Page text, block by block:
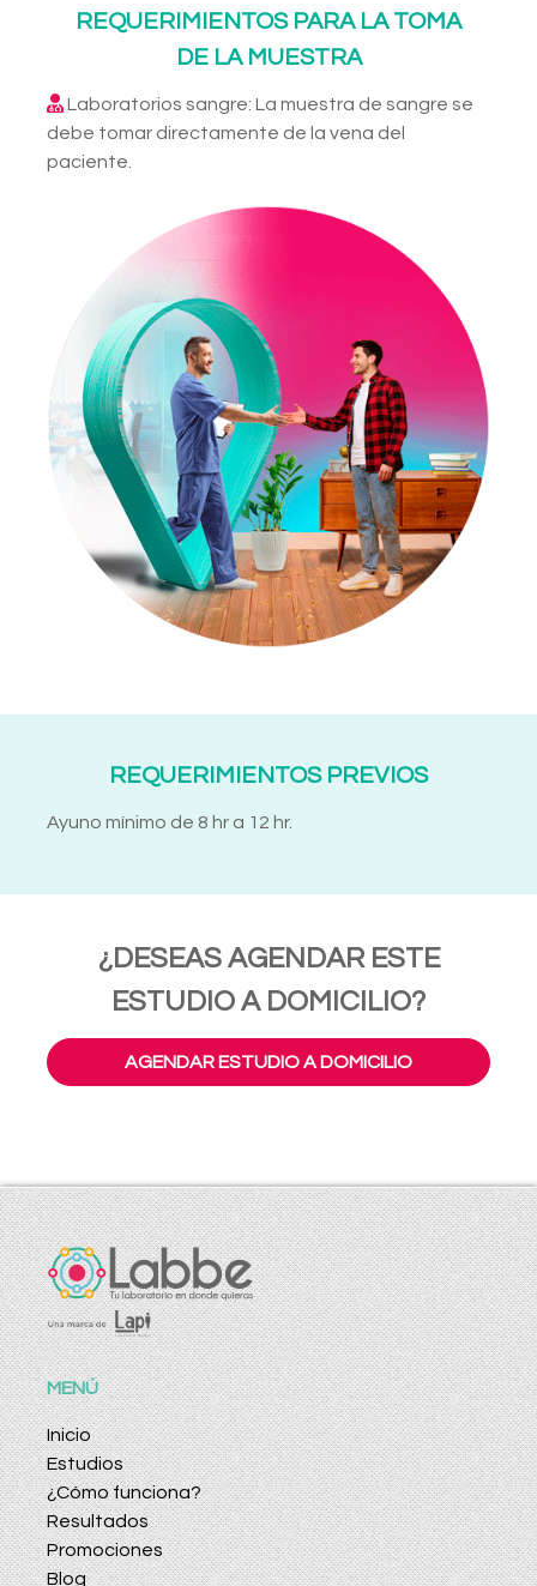
REQUERIMIENTOS PARA LA TOMA
DE LA MUESTRA
Laboratorios sangre: La muestra de sangre se
debe tomar directamente de la vena del
paciente.
REQUERIMIENTOS PREVIOS
Ayuno mínimo de 8 hr a 12 hr.
¿DESEAS AGENDAR ESTE
ESTUDIO A DOMICILIO?
AGENDAR ESTUDIO A DOMICILIO
MENÚ
Inicio
Estudios
¿Cómo funciona?
Resultados
Promociones
Blog